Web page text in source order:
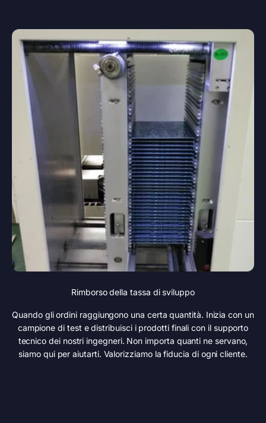
Rimborso della tassa di sviluppo
Quando gli ordini raggiungono una certa quantità. Inizia con un
campione di test e distribuisci i prodotti finali con il supporto
tecnico dei nostri ingegneri. Non importa quanti ne servano,
siamo qui per aiutarti. Valorizziamo la fiducia di ogni cliente.